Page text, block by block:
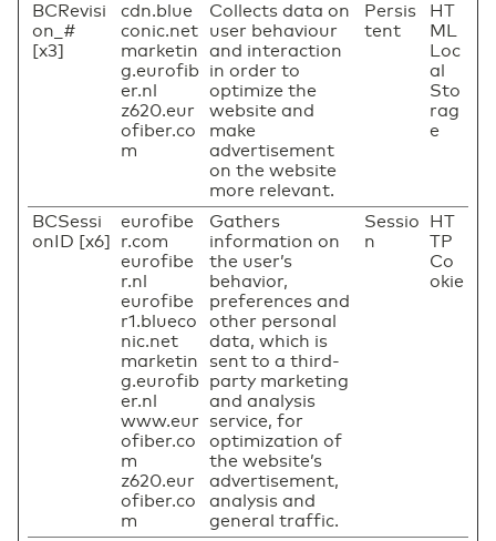
BCRevisi
on_#
[x3]
cdn.blue
conic.net
marketin
g.eurofib
er.nl
z620.eur
ofiber.co
m
Collects data on
user behaviour
and interaction
in order to
optimize the
website and
make
advertisement
on the website
more relevant.
Persis
tent
HT
ML
Loc
al
Sto
rag
e
BCSessi
onID [x6]
eurofibe
r.com
eurofibe
r.nl
eurofibe
r1.blueco
nic.net
marketin
g.eurofib
er.nl
www.eur
ofiber.co
m
z620.eur
ofiber.co
m
Gathers
information on
the user’s
behavior,
preferences and
other personal
data, which is
sent to a third-
party marketing
and analysis
service, for
optimization of
the website’s
advertisement,
analysis and
general traffic.
Sessio
n
HT
TP
Co
okie